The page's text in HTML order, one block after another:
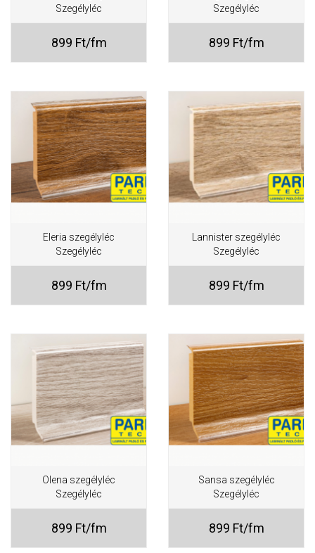
Szegélyléc
899 Ft/fm
Szegélyléc
899 Ft/fm
Eleria szegélyléc
Szegélyléc
899 Ft/fm
Lannister szegélyléc
Szegélyléc
899 Ft/fm
Olena szegélyléc
Szegélyléc
899 Ft/fm
Sansa szegélyléc
Szegélyléc
899 Ft/fm